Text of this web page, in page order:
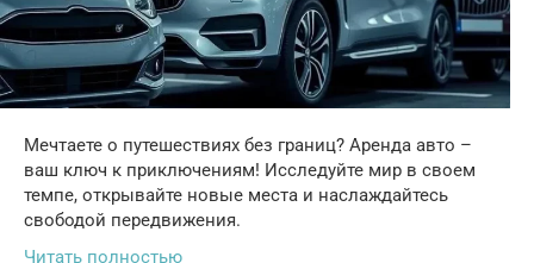
Мечтаете о путешествиях без границ? Аренда авто –
ваш ключ к приключениям! Исследуйте мир в своем
темпе, открывайте новые места и наслаждайтесь
свободой передвижения.
Читать полностью